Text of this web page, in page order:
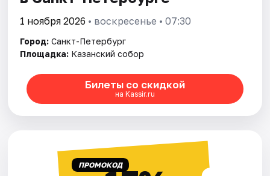
1 ноября 2026 • воскресенье • 07:30
Город: Санкт-Петербург
Площадка: Казанский собор
Билеты со скидкой
на Kassir.ru
ПРОМОКОД